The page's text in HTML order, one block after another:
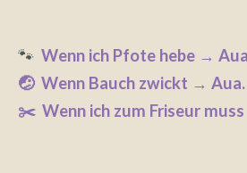
🐾 Wenn ich Pfote hebe →
🤕 Wenn Bauch zwickt → Aua.
✂️ Wenn ich zum Friseur